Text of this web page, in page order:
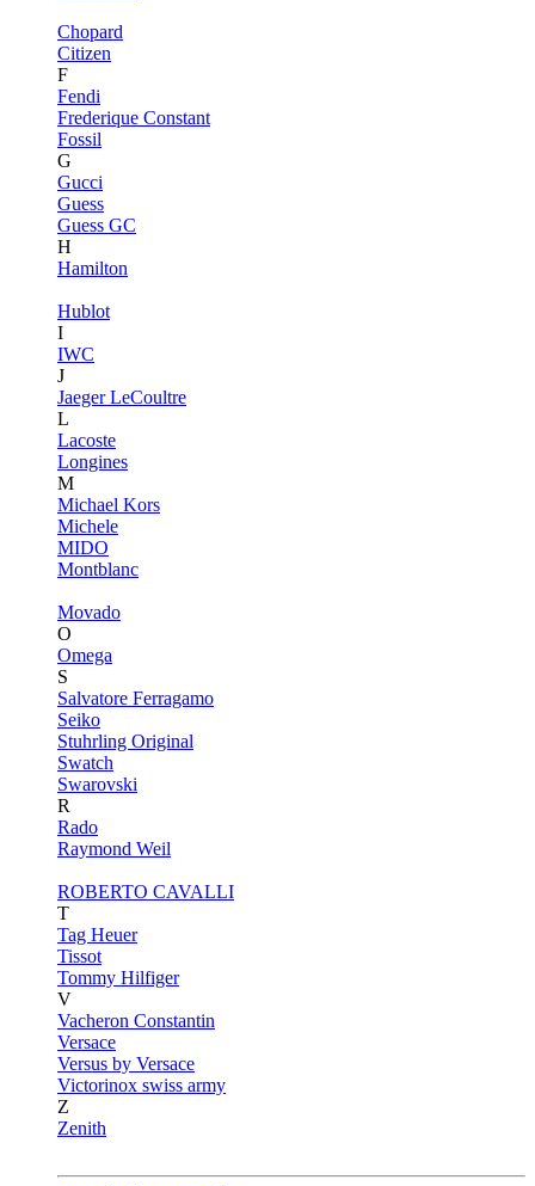
Chopard
Citizen
F
Fendi
Frederique Constant
Fossil
G
Gucci
Guess
Guess GC
H
Hamilton
Hublot
I
IWC
J
Jaeger LeCoultre
L
Lacoste
Longines
M
Michael Kors
Michele
MIDO
Montblanc
Movado
O
Omega
S
Salvatore Ferragamo
Seiko
Stuhrling Original
Swatch
Swarovski
R
Rado
Raymond Weil
ROBERTO CAVALLI
T
Tag Heuer
Tissot
Tommy Hilfiger
V
Vacheron Constantin
Versace
Versus by Versace
Victorinox swiss army
Z
Zenith